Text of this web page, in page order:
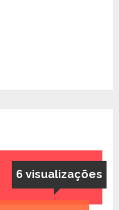
6 visualizações